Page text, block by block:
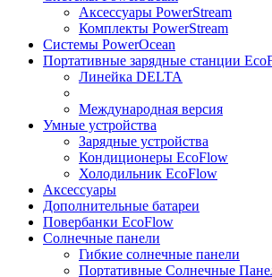
Аксессуары PowerStream
Комплекты PowerStream
Системы PowerOcean
Портативные зарядные станции
Линейка DELTA
Международная версия
Умные устройства
Зарядные устройства
Кондиционеры EcoFlow
Холодильник EcoFlow
Аксессуары
Дополнительные батареи
Повербанки EcoFlow
Солнечные панели
Гибкие солнечные панели
Портативные Солнечные